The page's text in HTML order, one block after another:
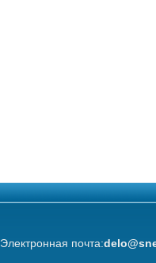
Электронная почта: